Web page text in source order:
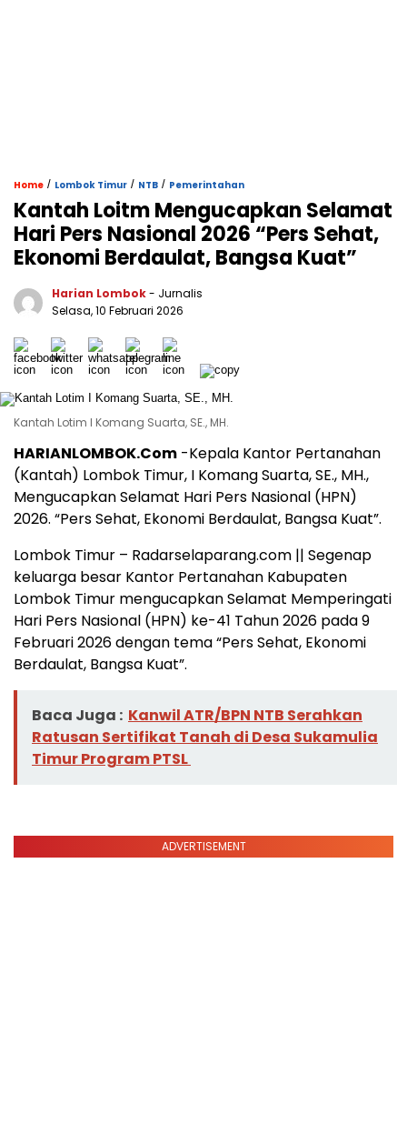
Home / Lombok Timur / NTB / Pemerintahan
Kantah Loitm Mengucapkan Selamat
Hari Pers Nasional 2026 “Pers Sehat,
Ekonomi Berdaulat, Bangsa Kuat”
Harian Lombok- Jurnalis
Selasa, 10 Februari 2026
Kantah Lotim I Komang Suarta, SE., MH.
HARIANLOMBOK.Com -Kepala Kantor Pertanahan
(Kantah) Lombok Timur, I Komang Suarta, SE., MH.,
Mengucapkan Selamat Hari Pers Nasional (HPN)
2026. “Pers Sehat, Ekonomi Berdaulat, Bangsa Kuat”.
Lombok Timur – Radarselaparang.com || Segenap
keluarga besar Kantor Pertanahan Kabupaten
Lombok Timur mengucapkan Selamat Memperingati
Hari Pers Nasional (HPN) ke-41 Tahun 2026 pada 9
Februari 2026 dengan tema “Pers Sehat, Ekonomi
Berdaulat, Bangsa Kuat”.
Baca Juga : Kanwil ATR/BPN NTB Serahkan
Ratusan Sertifikat Tanah di Desa Sukamulia
Timur Program PTSL
ADVERTISEMENT